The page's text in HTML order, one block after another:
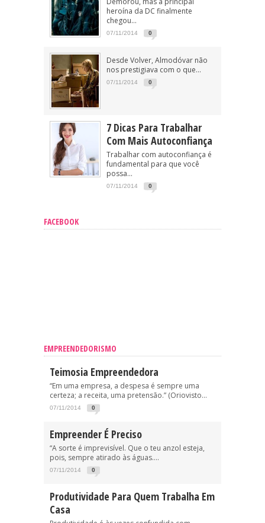
heroína da DC finalmente
chegou...
07/11/2014 0
Desde Volver, Almodóvar não
nos prestigiava com o que...
07/11/2014 0
7 Dicas Para Trabalhar
Com Mais Autoconfiança
Trabalhar com autoconfiança é
fundamental para que você
possa...
07/11/2014 0
FACEBOOK
EMPREENDEDORISMO
Teimosia Empreendedora
“Em uma empresa, a despesa é sempre uma
certeza; a receita, uma pretensão.” (Oriovisto...
07/11/2014 0
Empreender É Preciso
“A sorte é imprevisível. Que o teu anzol esteja,
pois, sempre atirado às águas....
07/11/2014 0
Produtividade Para Quem Trabalha Em
Casa